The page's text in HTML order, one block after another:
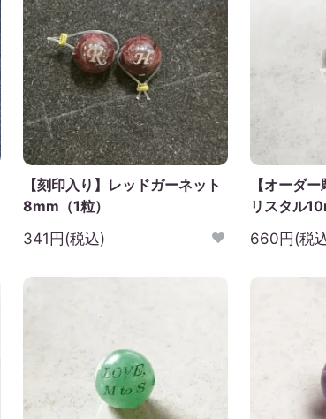
【刻印入り】レッドガーネット
8mm（1粒）
341円(税込)
【オーダ
リスタル
660円(税